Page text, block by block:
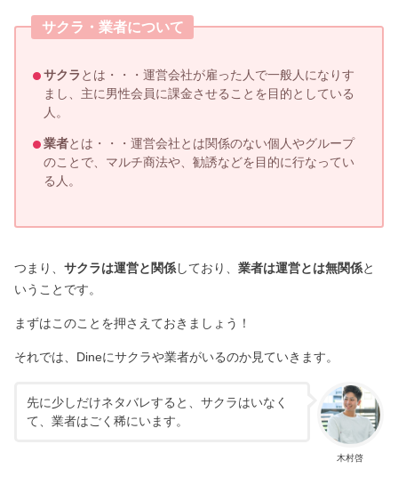
サクラ・業者について
サクラ とは・・・運営会社が雇った人で一般人になりす
まし、主に男性会員に課金させることを目的としている
人。
業者とは・・・運営会社とは関係のない個人やグループ
のことで、マルチ商法や、勧誘などを目的に行なってい
る人。
つまり、サクラは運営と関係しており、業者は運営とは無関係と
いうことです。
まずはこのことを押さえておきましょう！
それでは、Dineにサクラや業者がいるのか見ていきます。
木村啓
先に少しだけネタバレすると、サクラはいなく
て、業者はごく稀にいます。